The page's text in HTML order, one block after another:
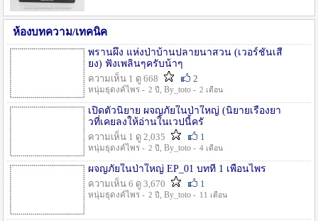
ห้องบทความ/เทคนิค
พรานผึ้ง แห่งป่าบ้านปลายนาสวน (เวอร์ชั่นเสี
ยง) ฟังเพลินๆครับน้าๆ
ความเห็น 1 ดู 668
2
หนุ่มธุดงค์ไพร - 2 ปี , By_toto - 2 เดือน
เปิดตัวนิยาย ผจญภัยในป่าใหญ่ (นิยายเรื่องยา
วที่เคยลงให้อ่านในเวปนี้ครั
ความเห็น 1 ดู 2,035
1
หนุ่มธุดงค์ไพร - 2 ปี , By_toto - 4 เดือน
ผจญภัยในป่าใหญ่ EP_01 บทที่ 1 เพื่อนไพร
ความเห็น 6 ดู 3,670
1
หนุ่มธุดงค์ไพร - 2 ปี , By_toto - 11 เดือน